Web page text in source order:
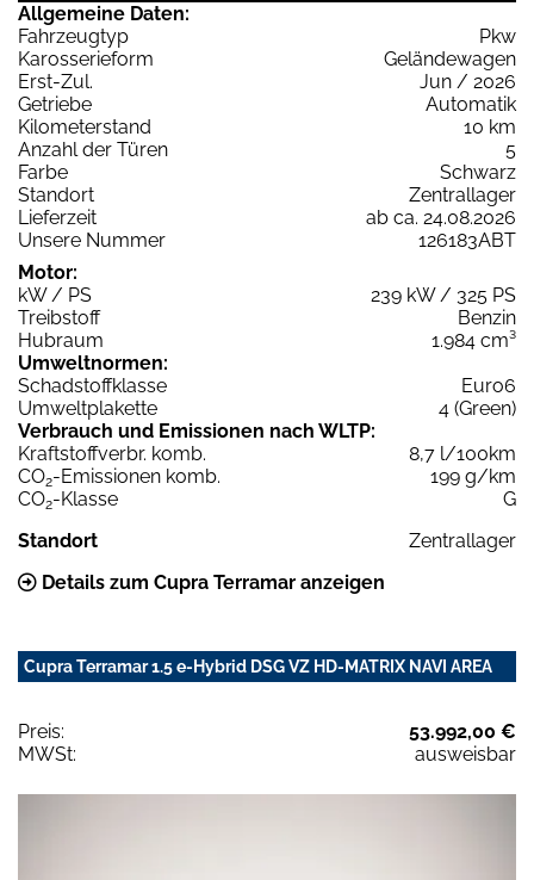
Allgemeine Daten:
Fahrzeugtyp
Pkw
Karosserieform
Geländewagen
Erst-Zul.
Jun / 2026
Getriebe
Automatik
Kilometerstand
10 km
Anzahl der Türen
5
Farbe
Schwarz
Standort
Zentrallager
Lieferzeit
ab ca. 24.08.2026
Unsere Nummer
126183ABT
Motor:
kW / PS
239 kW / 325 PS
Treibstoff
Benzin
Hubraum
1.984 cm³
Umweltnormen:
Schadstoffklasse
Euro6
Umweltplakette
4 (Green)
Verbrauch und Emissionen nach WLTP:
Kraftstoffverbr. komb.
8,7 l/100km
CO2-Emissionen komb.
199 g/km
CO2-Klasse
G
Standort
Zentrallager
Details zum Cupra Terramar anzeigen
Cupra Terramar 1.5 e-Hybrid DSG VZ HD-MATRIX NAVI AREA
Preis:
53.992,00 €
MWSt:
ausweisbar